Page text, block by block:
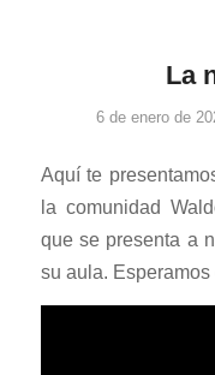
La
6 de enero de
Aquí te
la comunidad
que se presenta a
su aula.